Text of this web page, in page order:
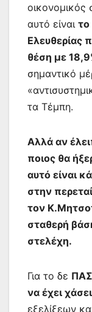
οικονομικός
αυτό είναι το
Ελευθερίας
θέση με
σημαντικό
τα Τέμπη.
Αλλά αν
ποιος θα
αυτό είναι
στην
τον
σταθερή
στελέχη.
Για το δε
να έχει χάσει
εξελίξεων